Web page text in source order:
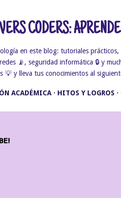
CODERS: APRENDE
en este blog: tutoriales
📡, seguridad informática 🔒 y
💡 y lleva tus conocimientos al
ACADÉMICA HITOS Y LOGROS